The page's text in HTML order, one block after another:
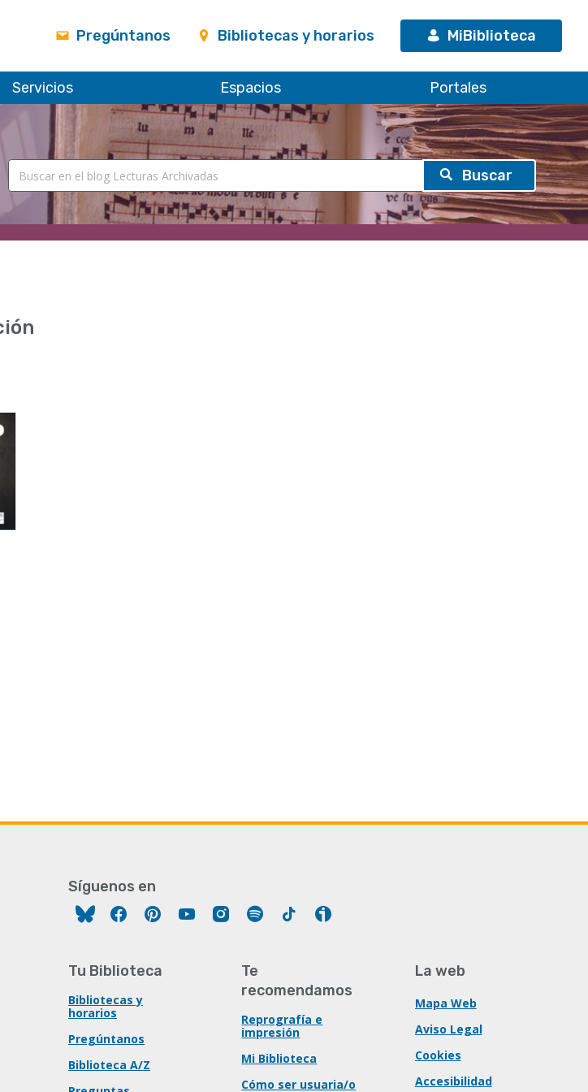
Pregúntanos Bibliotecas y horarios MiBiblioteca
Servicios Espacios Portales
Síguenos en
FacebookPinterestYouTubeInstagram
Spotify Tiktok
Tu Biblioteca
Bibliotecas y
horarios
Pregúntanos
Biblioteca A/Z
Te
recomendamos
Reprografía e
impresión
Mi Biblioteca
Cómo ser usuaria/o
La web
Mapa Web
Aviso Legal
Cookies
Accesibilidad